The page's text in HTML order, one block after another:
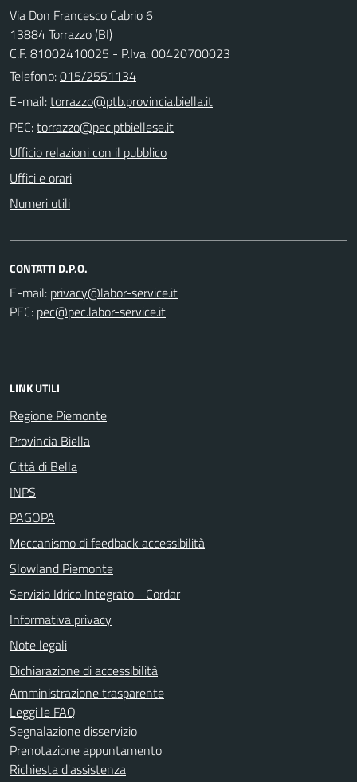
Via Don Francesco Cabrio 6
13884 Torrazzo (BI)
C.F. 81002410025 - P.Iva: 00420700023
Telefono:015/2551134
E-mail:
PEC:
Ufficio relazioni con il pubblico
Uffici e orari
Numeri utili
CONTATTI D.P.O.
E-mail:
PEC:
LINK UTILI
Regione Piemonte
Provincia Biella
Città di Bella
INPS
PAGOPA
Meccanismo di feedback accessibilità
Slowland Piemonte
Servizio Idrico Integrato - Cordar
Informativa privacy
Note legali
Dichiarazione di accessibilità
Amministrazione trasparente
Leggi le FAQ
Segnalazione disservizio
Prenotazione appuntamento
Richiesta d'assistenza